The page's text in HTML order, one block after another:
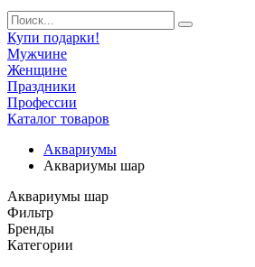
Купи подарки!
Мужчине
Женщине
Праздники
Профессии
Каталог товаров
Аквариумы
Аквариумы шар
Аквариумы шар
Фильтр
Бренды
Категории